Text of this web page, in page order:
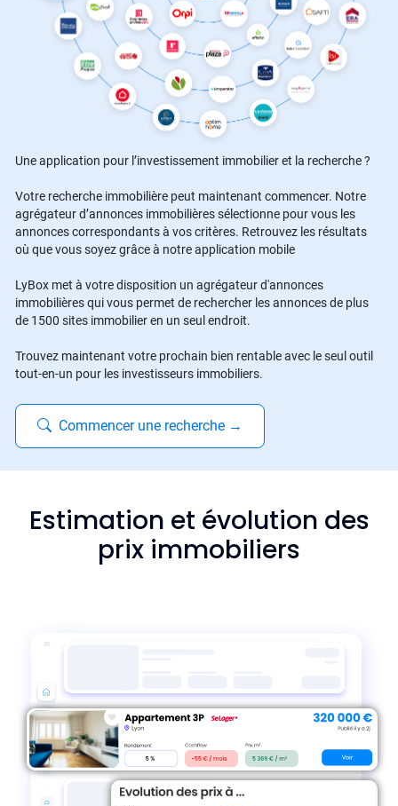
Une application pour l’investissement immobilier et la recherche ?
Votre recherche immobilière peut maintenant commencer. Notre
agrégateur d’annonces immobilières sélectionne pour vous les
annonces correspondants à vos critères. Retrouvez les résultats
où que vous soyez grâce à notre application mobile
LyBox met à votre disposition un agrégateur d'annonces
immobilières qui vous permet de rechercher les annonces de plus
de 1500 sites immobilier en un seul endroit.
Trouvez maintenant votre prochain bien rentable avec le seul outil
tout-en-un pour les investisseurs immobiliers.
Commencer une recherche →
Estimation et évolution des
prix immobiliers